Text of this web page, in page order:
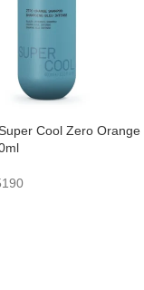
Cool Zero Orange